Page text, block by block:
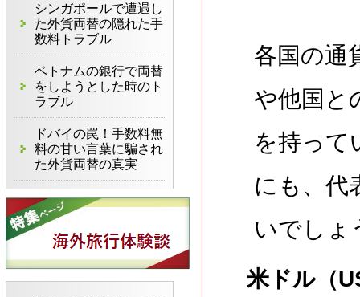
各国の通
や他国と
を持って
にも、代
いでしょ
米ドル（
シンガポールで遭遇し
た外貨両替の隠れた手
数料トラブル
ベトナムの銀行で両替
をしようとした時のト
ラブル
ドバイの罠！手数料無
料の甘い言葉に騙され
た外貨両替の真実